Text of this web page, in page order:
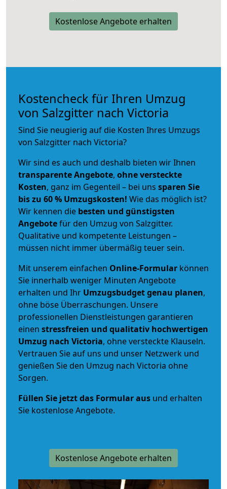
Kostenlose Angebote erhalten
Kostencheck für Ihren Umzug
von Salzgitter nach Victoria
Sind Sie neugierig auf die Kosten Ihres Umzugs
von Salzgitter nach Victoria?
Wir sind es auch und deshalb bieten wir Ihnen
transparente Angebote, ohne versteckte
Kosten, ganz im Gegenteil – bei uns sparen Sie
bis zu 60 % Umzugskosten! Wie das möglich ist?
Wir kennen die besten und günstigsten
Angebotefür den Umzug von Salzgitter.
Qualitative und kompetente Leistungen –
müssen nicht immer übermäßig teuer sein.
Mit unserem einfachen Online-Formular können
Sie innerhalb weniger Minuten Angebote
erhalten und Ihr Umzugsbudgetgenau planen,
ohne böse Überraschungen. Unsere
professionellen Dienstleistungen garantieren
einen stressfreien und qualitativ hochwertigen
Umzug nach Victoria, ohne versteckte Klauseln.
Vertrauen Sie auf uns und unser Netzwerk und
genießen Sie den Umzug nach Victoria ohne
Sorgen.
Füllen Sie jetzt das Formular aus und erhalten
Sie kostenlose Angebote.
Kostenlose Angebote erhalten